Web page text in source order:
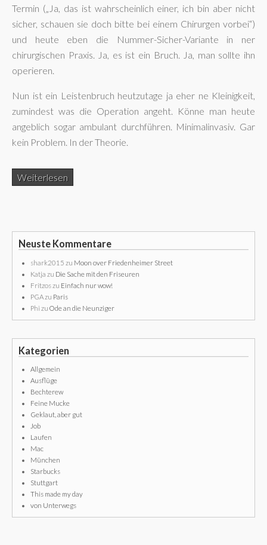
Termin („Ja, das ist wahrscheinlich einer, ich bin aber nicht
sicher, schauen sie doch bitte bei einem Chirurgen vorbei“)
und heute eben die Nummer-Sicher-Variante in ner
chirurgischen Praxis. Ja, es ist ein Bruch. Ja, man sollte ihn
operieren.
Nun ist ein Leistenbruch heutzutage ja eher ne Kleinigkeit,
zumindest was die Operation angeht. Könne man heute
angeblich sogar ambulant durchführen. Minimalinvasiv. Gar
kein Problem. In der Theorie.
Weiterlesen
Neuste Kommentare
shark2015 zu Moon over Friedenheimer Street
Katja zu Die Sache mit den Friseuren
Fritzoszu Einfach nur wow!
PGAzu Paris
Phi zu Ode an die Neunziger
Kategorien
Allgemein
Ausflüge
Bechterew
Feine Mucke
Geklaut, aber gut
Job
Laufen
Mac
München
Starbucks
Stuttgart
This made my day
von Unterwegs